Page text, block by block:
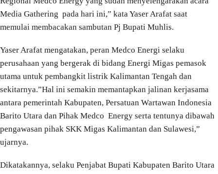
Media Gathering pada hari ini,” kata Yaser Arafat saat
memulai membacakan sambutan Pj Bupati Muhlis.
Yaser Arafat mengatakan, peran Medco Energi selaku
perusahaan yang bergerak di bidang Energi Migas pemasok
utama untuk pembangkit listrik Kalimantan Tengah dan
sekitarnya.”Hal ini semakin memantapkan jalinan kerjasama
antara pemerintah Kabupaten, Persatuan Wartawan Indonesia
Barito Utara dan Pihak Medco Energy serta tentunya dibawah
pengawasan pihak SKK Migas Kalimantan dan Sulawesi,”
ujarnya.
Dikatakannya, selaku Penjabat Bupati Kabupaten Barito Utara